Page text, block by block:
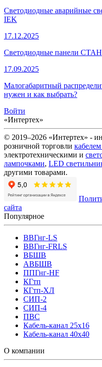
Светодиодные аварийные
IEK
17.12.2025
Светодиодные панели
17.09.2025
Малогабаритный
нужен и как выбрать?
Войти
«Интертех»
© 2019–2026 «Интертех» -
розничной торговли
электротехническими и
лампочками, LED
другими товарами.
сайта
Популярное
ВВГнг-LS
ВВГнг-FRLS
ВБШВ
АВБШВ
ППГнг-HF
КГтп
КГтп-ХЛ
СИП-2
СИП-4
ПВС
Кабель-канал 25х16
Кабель-канал 40х40
О компании